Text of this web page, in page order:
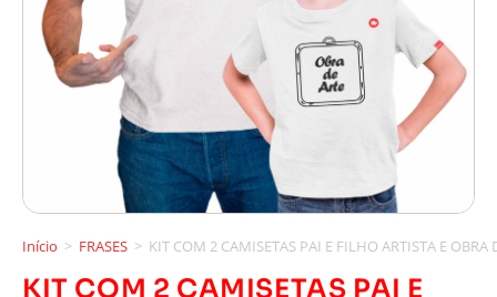
Início > FRASES > KIT COM 2 CAMISETAS PAI E FILHO ARTISTA E OBRA
KIT COM 2 CAMISETAS PAI E